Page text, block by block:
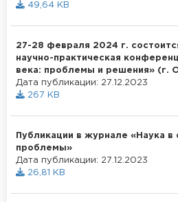
49,64 KB
27-28 февраля 2024 г.
научно-практическая
века: проблемы и решения» (г.
Дата публикации: 27.12.2023
267 KB
Публикации в журнале «Наука в
проблемы»
Дата публикации: 27.12.2023
26,81 KB